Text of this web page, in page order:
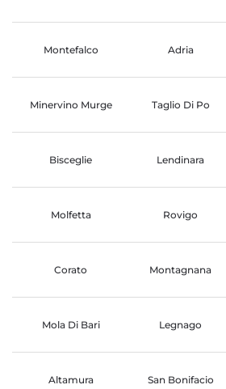
Montefalco Adria
Minervino Murge Taglio Di Po
Bisceglie Lendinara
Molfetta Rovigo
Corato Montagnana
Mola Di Bari Legnago
Altamura San Bonifacio